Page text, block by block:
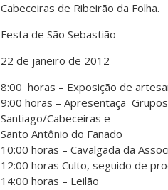
Cabeceiras de Ribeirão da Folha.
Festa de São Sebastião
22 de janeiro de 2012
8:00 horas – Exposição de
9:00 horas – Apresentaçã
Santiago/Cabeceiras e
Santo Antônio do Fanado
10:00 horas – Cavalgada da
12:00 horas Culto, seguido de
14:00 horas – Leilão